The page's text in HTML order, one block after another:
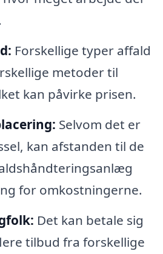
Forskellige typer affald
metoder til
kan påvirke prisen.
Selvom det er
kan afstanden til de
for omkostningerne.
Det kan betale sig
tilbud fra forskellige